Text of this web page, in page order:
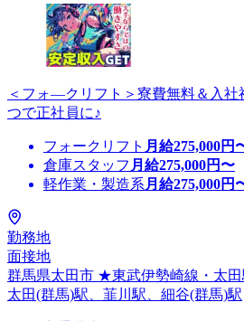
＜フォ―クリフト＞寮費無料＆入
つで正社員に♪
フォークリフト 月給275,000円
倉庫スタッフ 月給275,000円〜
軽作業・製造系 月給275,000円
勤務地
面接地
群馬県太田市 ★東武伊勢崎線・太田
太田(群馬)駅、韮川駅、細谷(群馬)駅